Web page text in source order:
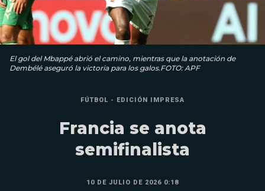
El gol del Mbappé abrió el camino, mientras que la anotación de
Dembélé aseguró la victoria para los galos.FOTO: APF
FÚTBOL - EDICIÓN IMPRESA
Francia se anota
semifinalista
10 DE JULIO DE 2026 0:18